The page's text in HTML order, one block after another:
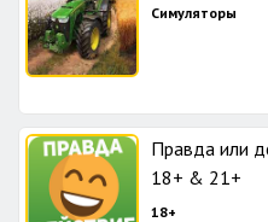
Симуляторы
Правда или
18+ & 21+
18+